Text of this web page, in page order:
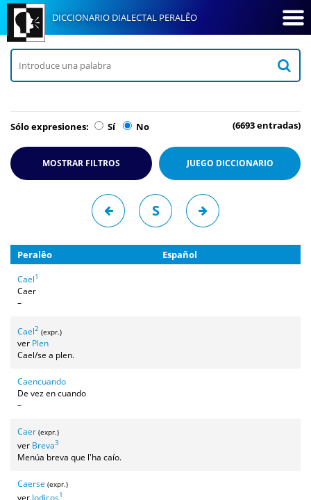
DICCIONARIO DIALECTAL PERALÊO
Sólo expresiones: Sí No (6693 entradas)
MOSTRAR FILTROS JUEGO DICCIONARIO
S
Peralêo Español
Cael1
Caer
–
Cael2 (expr.)
ver Plen
Cael/se a plen.
Caencuando
De vez en cuando
–
Caer (expr.)
ver Breva3
Menúa breva que l'ha caío.
Caerse (expr.)
ver Jodicos1